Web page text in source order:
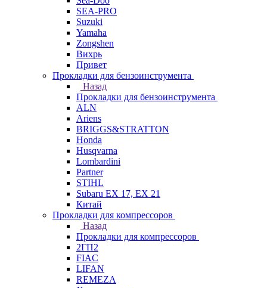
SEA-PRO
Suzuki
Yamaha
Zongshen
Вихрь
Привет
Прокладки для бензоинструмента
Назад
Прокладки для бензоинструмента
ALN
Ariens
BRIGGS&STRATTON
Honda
Husqvarna
Lombardini
Partner
STIHL
Subaru EX 17, EX 21
Китай
Прокладки для компрессоров
Назад
Прокладки для компрессоров
2ГП2
FIAC
LIFAN
REMEZA